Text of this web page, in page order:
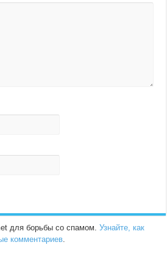
для борьбы со спамом.Узнайте, как
комментариев.